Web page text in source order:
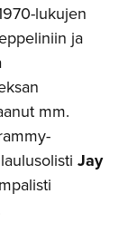
lukujen
ja
mm.
Jay